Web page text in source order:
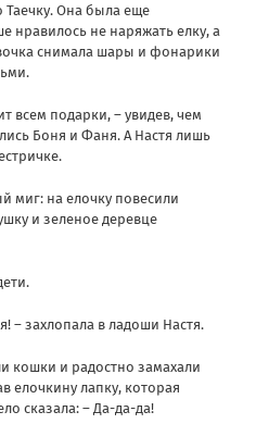
Она была еще
нравилось не наряжать елку, а
снимала шары и фонарики
всем подарки, – увидев, чем
Боня и Фаня. А Настя лишь
миг: на елочку повесили
и зеленое деревце
– захлопала в ладоши Настя.
кошки и радостно замахали
елочкину лапку, которая
сказала: – Да-да-да!